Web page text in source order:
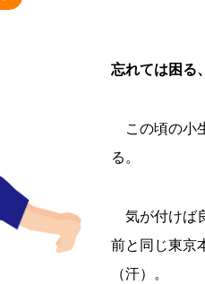
忘れては困る
この頃の小
る。
気が付けば
前と同じ東京
（汗）。